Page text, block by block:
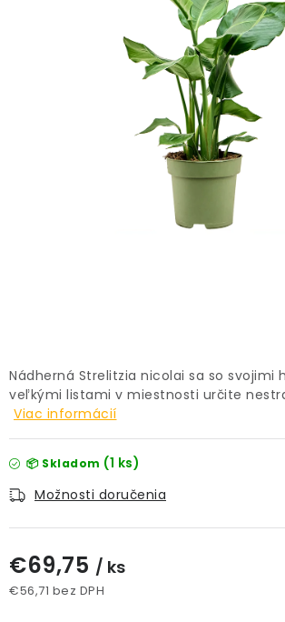
KVETINÁČE
KVETINÁČE A OBALY NA RASTLINY
ZNAČKY
Spôsoby platby
Kontakt / Právne údaje
Nádherná Strelitzia nicolai sa so svojimi
veľkými listami v miestnosti určite
Viac informácií
📦 Skladom (1 ks)
Možnosti doručenia
€69,75 / ks
€56,71 bez DPH